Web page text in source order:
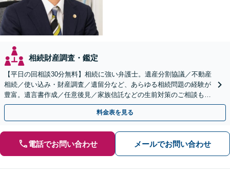
相続財産調査・鑑定
【平日の回相談30分無料】相続に強い弁護士。遺産分割協議／不動産
相続／使い込み・財産調査／遺留分など、あらゆる相続問題の経験が
豊富。遺言書作成／任意後見／家族信託などの生前対策のご相談も承
ります【夜間・休日相談可】【個室】【瓦町駅10分】
料金表を見る
電話でお問い合わせ メールでお問い合わせ